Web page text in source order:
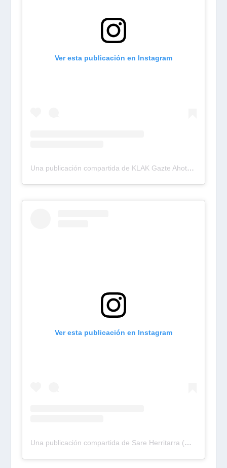
Ver esta publicación en Instagram
Una publicación compartida de KLAK Gazte Ahotsa (@egin_klak)
Ver esta publicación en Instagram
Una publicación compartida de Sare Herritarra (@sareherritarra)